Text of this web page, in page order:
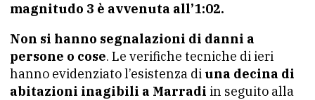
magnitudo 3 è avvenuta all’1:02.
Non si hanno segnalazioni di danni a
persone o cose. Le verifiche tecniche di ieri
hanno evidenziato l’esistenza di una decina di
abitazioni inagibili a Marradi in seguito alla